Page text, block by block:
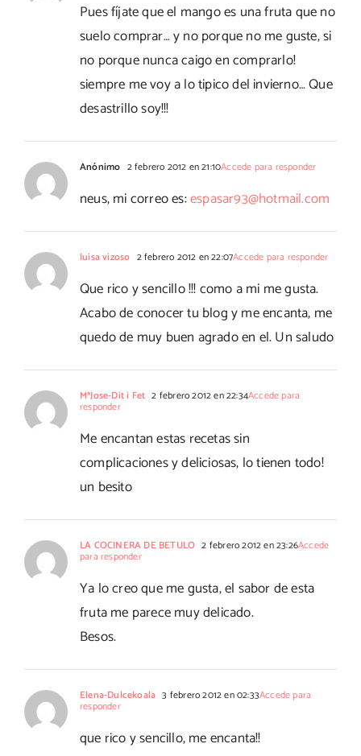
Pues fíjate que el mango es una fruta que no
suelo comprar… y no porque no me guste, si
no porque nunca caigo en comprarlo!
siempre me voy a lo tipico del invierno… Que
desastrillo soy!!!
Anónimo 2 febrero 2012 en 21:10Accede para responder
neus, mi correo es:espasar93@hotmail.com
luisa vizoso 2 febrero 2012 en 22:07Accede para responder
Que rico y sencillo !!! como a mi me gusta.
Acabo de conocer tu blog y me encanta, me
quedo de muy buen agrado en el. Un saludo
MªJose-Dit i Fet 2 febrero 2012 en 22:34Accede para
responder
Me encantan estas recetas sin
complicaciones y deliciosas, lo tienen todo!
un besito
LA COCINERA DE BETULO 2 febrero 2012 en 23:26Accede
para responder
Ya lo creo que me gusta, el sabor de esta
fruta me parece muy delicado.
Besos.
Elena-Dulcekoala 3 febrero 2012 en 02:33Accede para
responder
que rico y sencillo, me encanta!!